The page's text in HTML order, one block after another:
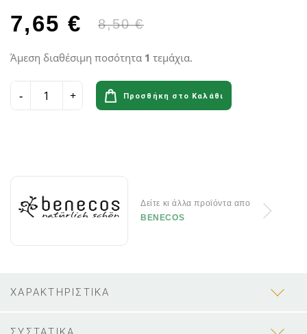
7,65 € 8,50 €
Άμεση διαθέσιμη ποσότητα 1 τεμάχια.
Προσθήκη στο Καλάθι
Δείτε κι άλλα προϊόντα απο
BENECOS
ΧΑΡΑΚΤΗΡΙΣΤΙΚΑ